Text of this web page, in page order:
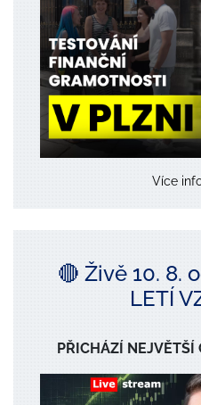
Více
🔴 Živě 10. 8.
LETÍ
PŘICHÁZÍ